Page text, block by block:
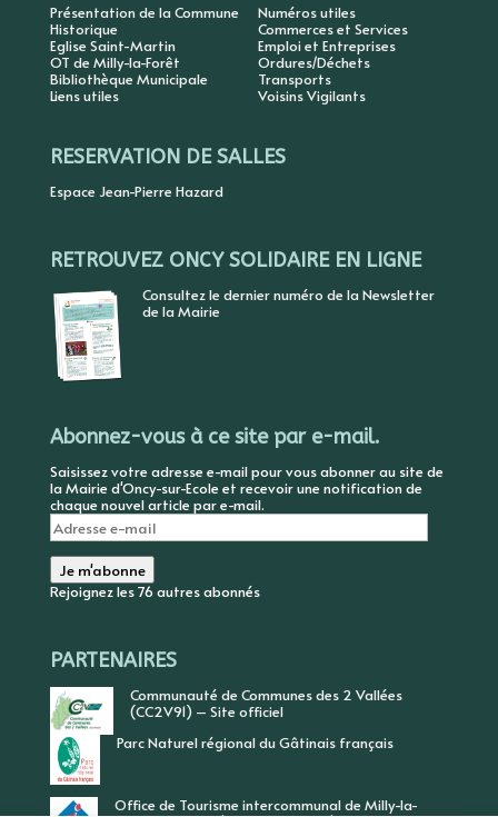
Présentation de la Commune
Historique
Eglise Saint-Martin
OT de Milly-la-Forêt
Bibliothèque Municipale
Liens utiles
Numéros utiles
Commerces et Services
Emploi et Entreprises
Ordures/Déchets
Transports
Voisins Vigilants
RESERVATION DE SALLES
Espace Jean-Pierre Hazard
RETROUVEZ ONCY SOLIDAIRE EN LIGNE
Consultez le dernier numéro de la Newsletter
de la Mairie
Abonnez-vous à ce site par e-mail.
Saisissez votre adresse e-mail pour vous abonner au site de
la Mairie d'Oncy-sur-Ecole et recevoir une notification de
chaque nouvel article par e-mail.
Adresse
e-
mail
Je m'abonne
Rejoignez les 76 autres abonnés
PARTENAIRES
Communauté de Communes des 2 Vallées
(CC2V91) – Site officiel
Parc Naturel régional du Gâtinais français
Office de Tourisme intercommunal de Milly-la-